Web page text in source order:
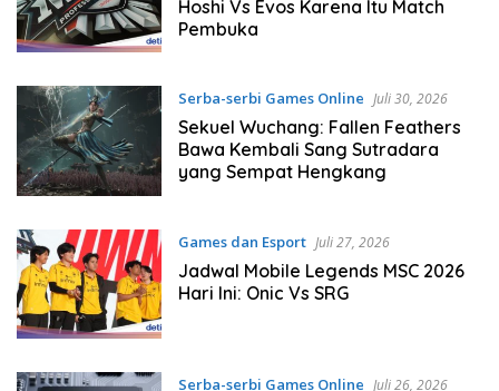
Hoshi Vs Evos Karena Itu Match
Pembuka
Serba-serbi Games Online Juli 30, 2026
Sekuel Wuchang: Fallen Feathers
Bawa Kembali Sang Sutradara
yang Sempat Hengkang
Games dan Esport Juli 27, 2026
Jadwal Mobile Legends MSC 2026
Hari Ini: Onic Vs SRG
Serba-serbi Games Online Juli 26, 2026